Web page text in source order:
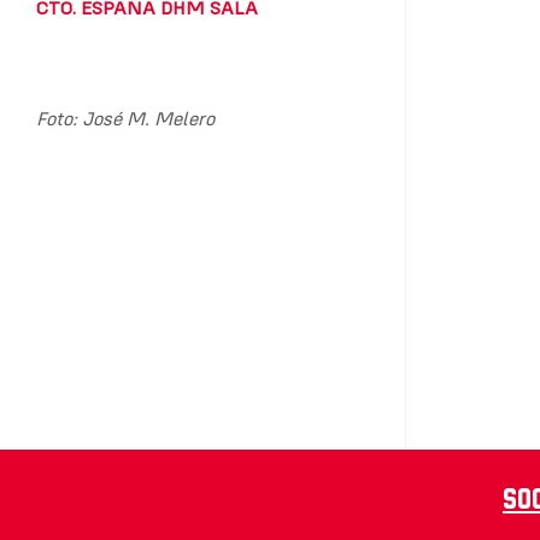
CTO. ESPAÑA DHM SALA
Foto: José M. Melero